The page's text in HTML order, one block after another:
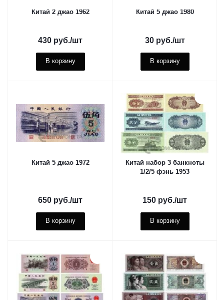
Китай 2 джао 1962
430 руб./шт
В корзину
Китай 5 джао 1980
30руб./шт
В корзину
Китай 5 джао 1972
650 руб./шт
В корзину
Китай набор 3 банкноты
1/2/5 фэнь 1953
150 руб./шт
В корзину